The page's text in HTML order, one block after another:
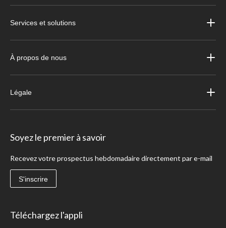
Services et solutions
À propos de nous
Légale
Soyez le premier à savoir
Recevez votre prospectus hebdomadaire directement par e-mail
S'inscrire
Téléchargez l'appli